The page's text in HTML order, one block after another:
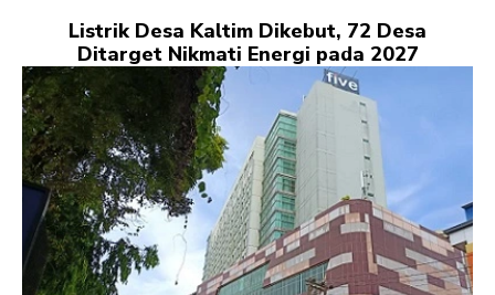
Listrik Desa Kaltim Dikebut, 72 Desa
Ditarget Nikmati Energi pada 2027